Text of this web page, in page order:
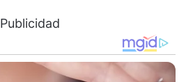
Publicidad